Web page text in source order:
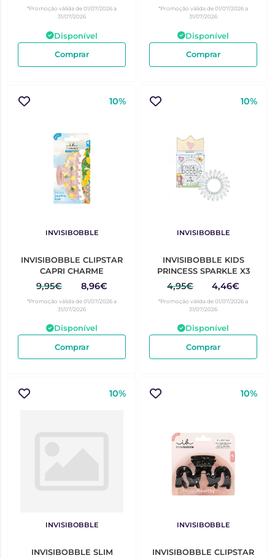
*Promoção válida de 01/07/2026 a
31/07/2026
Disponível
Comprar
*Promoção válida de 01/07/2026 a
31/07/2026
Disponível
Comprar
10%
INVISIBOBBLE
INVISIBOBBLE CLIPSTAR
CAPRI CHARME
9,95€ 8,96€
*Promoção válida de 01/07/2026 a
31/07/2026
Disponível
Comprar
10%
INVISIBOBBLE
INVISIBOBBLE KIDS
PRINCESS SPARKLE X3
4,95€ 4,46€
*Promoção válida de 01/07/2026 a
31/07/2026
Disponível
Comprar
10%
INVISIBOBBLE
INVISIBOBBLE SLIM
10%
INVISIBOBBLE
INVISIBOBBLE CLIPSTAR